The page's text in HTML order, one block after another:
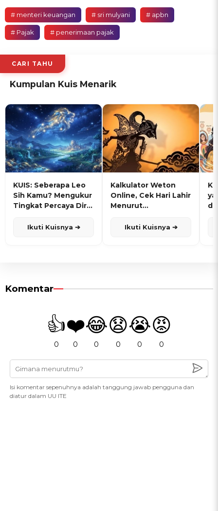
# menteri keuangan # sri mulyani # apbn
# Pajak # penerimaan pajak
CARI TAHU
Kumpulan Kuis Menarik
KUIS: Seberapa Leo
Sih Kamu? Mengukur
Tingkat Percaya Diri
Ikuti Kuisnya ➔
Kalkulator Weton
Online, Cek Hari Lahir
Menurut
Ikuti Kuisnya ➔
Komentar
👍
0
❤️
0
😂
0
😧
0
😭
0
😡
0
Isi komentar sepenuhnya adalah tanggung jawab pengguna dan
diatur dalam UU ITE